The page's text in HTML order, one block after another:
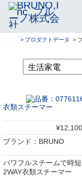
> プロダクトデータ >
衣類スチーマー
ブランド：BRUNO
パワフルスチームで時
2WAY衣類スチーマー